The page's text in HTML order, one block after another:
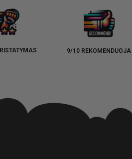
9/10 REKOMENDUOJA